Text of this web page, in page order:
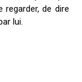
regarder, de dire
lui.